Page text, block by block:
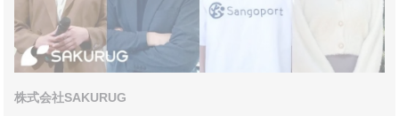
株式会社SAKURUG